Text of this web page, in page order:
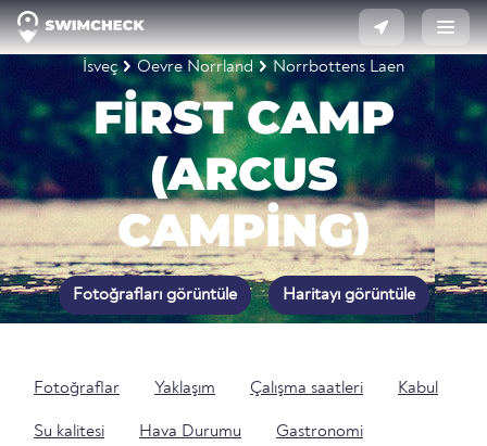
İsveç Oevre Norrland Norrbottens Laen
FIRST CAMP
(ARCUS
CAMPING)
Fotoğrafları görüntüle Haritayı görüntüle
Fotoğraflar Yaklaşım Çalışma saatleri Kabul
Su kalitesi Hava Durumu Gastronomi